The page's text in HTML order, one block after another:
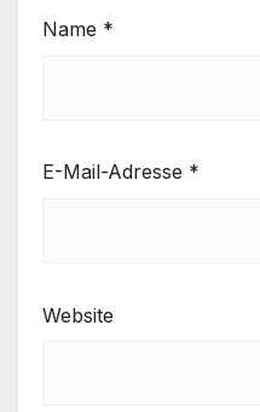
Name *
E-Mail-Adresse *
Website